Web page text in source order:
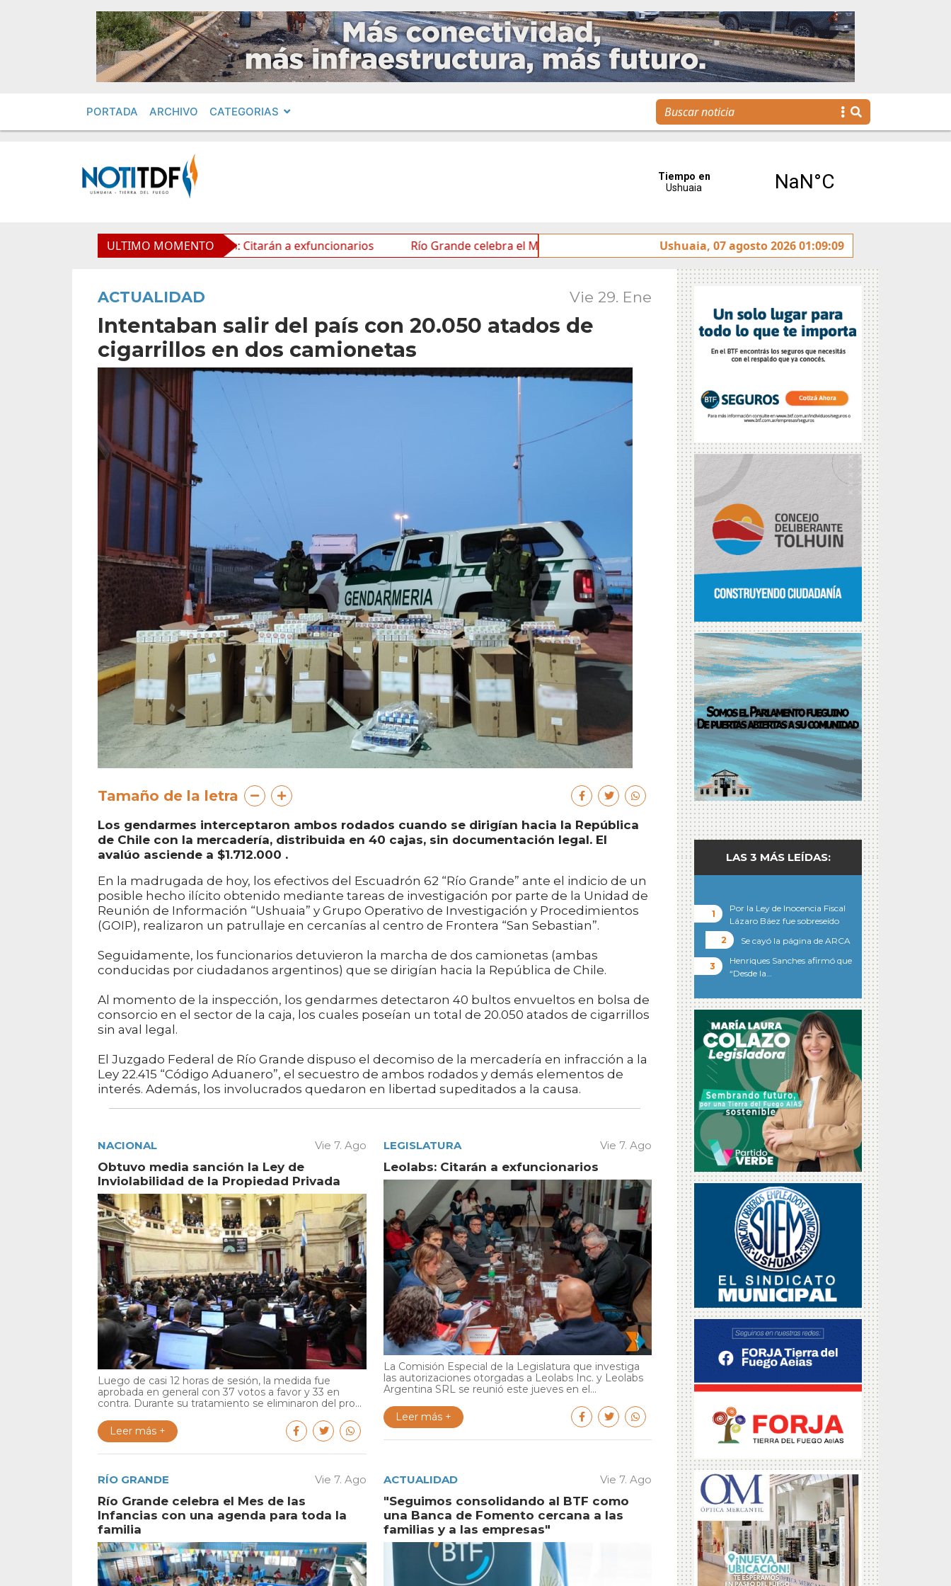
PORTADA ARCHIVO CATEGORIAS
ULTIMO MOMENTO
Leolabs: Citarán a exfuncionarios Río Grande celebra el Mes de las Infancias con una agenda para toda la familia
Ushuaia, 07 agosto 2026 01:09:09
ACTUALIDAD Vie 29. Ene
Intentaban salir del país con 20.050 atados de
cigarrillos en dos camionetas
Tamaño de la letra
Los gendarmes interceptaron ambos rodados cuando se dirigían hacia la República
de Chile con la mercadería, distribuida en 40 cajas, sin documentación legal. El
avalúo asciende a $1.712.000 .
En la madrugada de hoy, los efectivos del Escuadrón 62 “Río Grande” ante el indicio de un
posible hecho ilícito obtenido mediante tareas de investigación por parte de la Unidad de
Reunión de Información “Ushuaia” y Grupo Operativo de Investigación y Procedimientos
(GOIP), realizaron un patrullaje en cercanías al centro de Frontera “San Sebastian”.
Seguidamente, los funcionarios detuvieron la marcha de dos camionetas (ambas
conducidas por ciudadanos argentinos) que se dirigían hacia la República de Chile.
Al momento de la inspección, los gendarmes detectaron 40 bultos envueltos en bolsa de
consorcio en el sector de la caja, los cuales poseían un total de 20.050 atados de cigarrillos
sin aval legal.
El Juzgado Federal de Río Grande dispuso el decomiso de la mercadería en infracción a la
Ley 22.415 “Código Aduanero”, el secuestro de ambos rodados y demás elementos de
interés. Además, los involucrados quedaron en libertad supeditados a la causa.
NACIONAL Vie 7. Ago
Obtuvo media sanción la Ley de
Inviolabilidad de la Propiedad Privada
Luego de casi 12 horas de sesión, la medida fue
aprobada en general con 37 votos a favor y 33 en
contra. Durante su tratamiento se eliminaron del pro...
Leer más +
LEGISLATURA Vie 7. Ago
Leolabs: Citarán a exfuncionarios
La Comisión Especial de la Legislatura que investiga
las autorizaciones otorgadas a Leolabs Inc. y Leolabs
Argentina SRL se reunió este jueves en el...
Leer más +
RÍO GRANDE Vie 7. Ago
Río Grande celebra el Mes de las
Infancias con una agenda para toda la
familia
ACTUALIDAD Vie 7. Ago
"Seguimos consolidando al BTF como
una Banca de Fomento cercana a las
familias y a las empresas"
LAS 3 MÁS LEÍDAS:
Por la Ley de Inocencia Fiscal
Lázaro Báez fue sobreseído
Se cayó la página de ARCA
Henriques Sanches afirmó que
“Desde la…